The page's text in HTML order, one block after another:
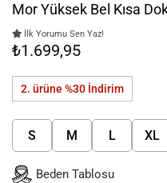
Mor Yüksek Bel Kısa
İlk Yorumu Sen Yaz!
₺1.699,95
2. ürüne %30 İndirim
S M L XL
Beden Tablosu